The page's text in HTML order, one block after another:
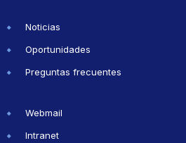
Noticias
Oportunidades
Preguntas frecuentes
Webmail
Intranet